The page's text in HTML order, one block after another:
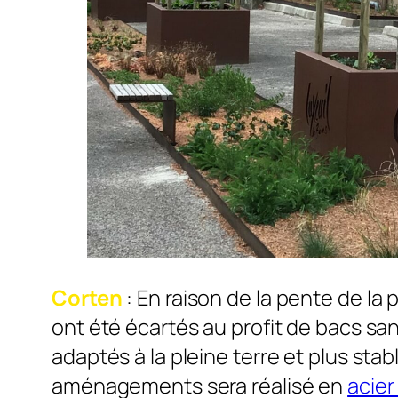
Corten : En raison de la pente de la
ont été écartés au profit de bacs
adaptés à la pleine terre et plus
aménagements sera réalisé en